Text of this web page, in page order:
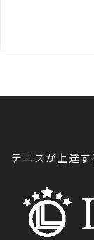
テニスが上達す